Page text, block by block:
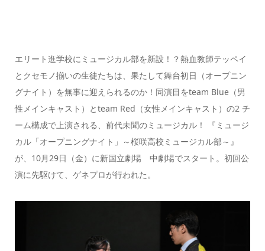
エリート進学校にミュージカル部を新設！？熱血教師テッペイ
とクセモノ揃いの生徒たちは、果たして舞台初日（オープニン
グナイト）を無事に迎えられるのか！同演目をteam Blue（男
性メインキャスト）とteam Red（女性メインキャスト）の2 チ
ーム構成で上演される、前代未聞のミュージカル！ 『ミュージ
カル「オープニングナイト」～桜咲高校ミュージカル部～』
が、10月29日（金）に新国立劇場 中劇場でスタート。初回公
演に先駆けて、ゲネプロが行われた。